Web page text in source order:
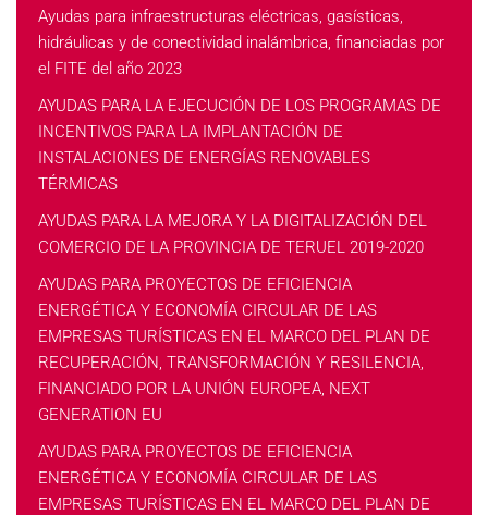
Ayudas para infraestructuras eléctricas, gasísticas,
hidráulicas y de conectividad inalámbrica, financiadas por
el FITE del año 2023
AYUDAS PARA LA EJECUCIÓN DE LOS PROGRAMAS DE
INCENTIVOS PARA LA IMPLANTACIÓN DE
INSTALACIONES DE ENERGÍAS RENOVABLES
TÉRMICAS
AYUDAS PARA LA MEJORA Y LA DIGITALIZACIÓN DEL
COMERCIO DE LA PROVINCIA DE TERUEL 2019-2020
AYUDAS PARA PROYECTOS DE EFICIENCIA
ENERGÉTICA Y ECONOMÍA CIRCULAR DE LAS
EMPRESAS TURÍSTICAS EN EL MARCO DEL PLAN DE
RECUPERACIÓN, TRANSFORMACIÓN Y RESILENCIA,
FINANCIADO POR LA UNIÓN EUROPEA, NEXT
GENERATION EU
AYUDAS PARA PROYECTOS DE EFICIENCIA
ENERGÉTICA Y ECONOMÍA CIRCULAR DE LAS
EMPRESAS TURÍSTICAS EN EL MARCO DEL PLAN DE